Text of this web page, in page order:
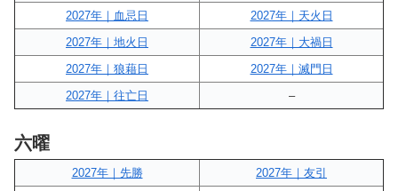
2027年｜血忌日
2027年｜天火日
2027年｜地火日
2027年｜大禍日
2027年｜狼藉日
2027年｜滅門日
2027年｜往亡日
–
六曜
2027年｜先勝
2027年｜友引